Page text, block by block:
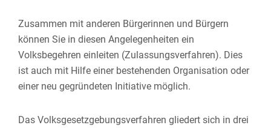
Zusammen mit anderen Bürgerinnen und Bürgern
können Sie in diesen Angelegenheiten ein
Volksbegehren einleiten (Zulassungsverfahren). Dies
ist auch mit Hilfe einer bestehenden Organisation oder
einer neu gegründeten Initiative möglich.
Das Volksgesetzgebungsverfahren gliedert sich in drei